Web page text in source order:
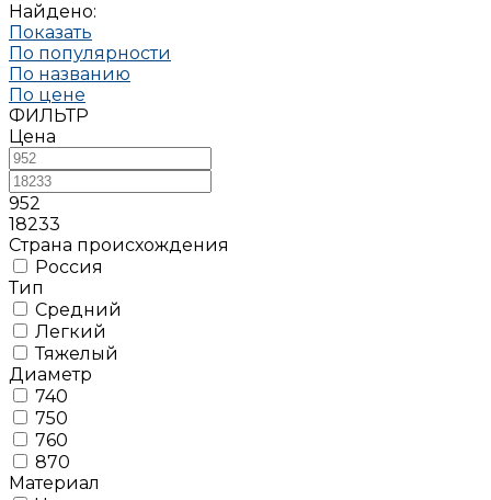
Найдено:
Показать
По популярности
По названию
По цене
ФИЛЬТР
Цена
952
18233
Страна происхождения
Россия
Тип
Средний
Легкий
Тяжелый
Диаметр
740
750
760
870
Материал